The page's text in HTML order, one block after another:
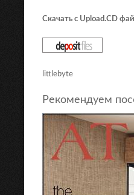
Скачать с Upload.CD
littlebyte
Рекомендуем